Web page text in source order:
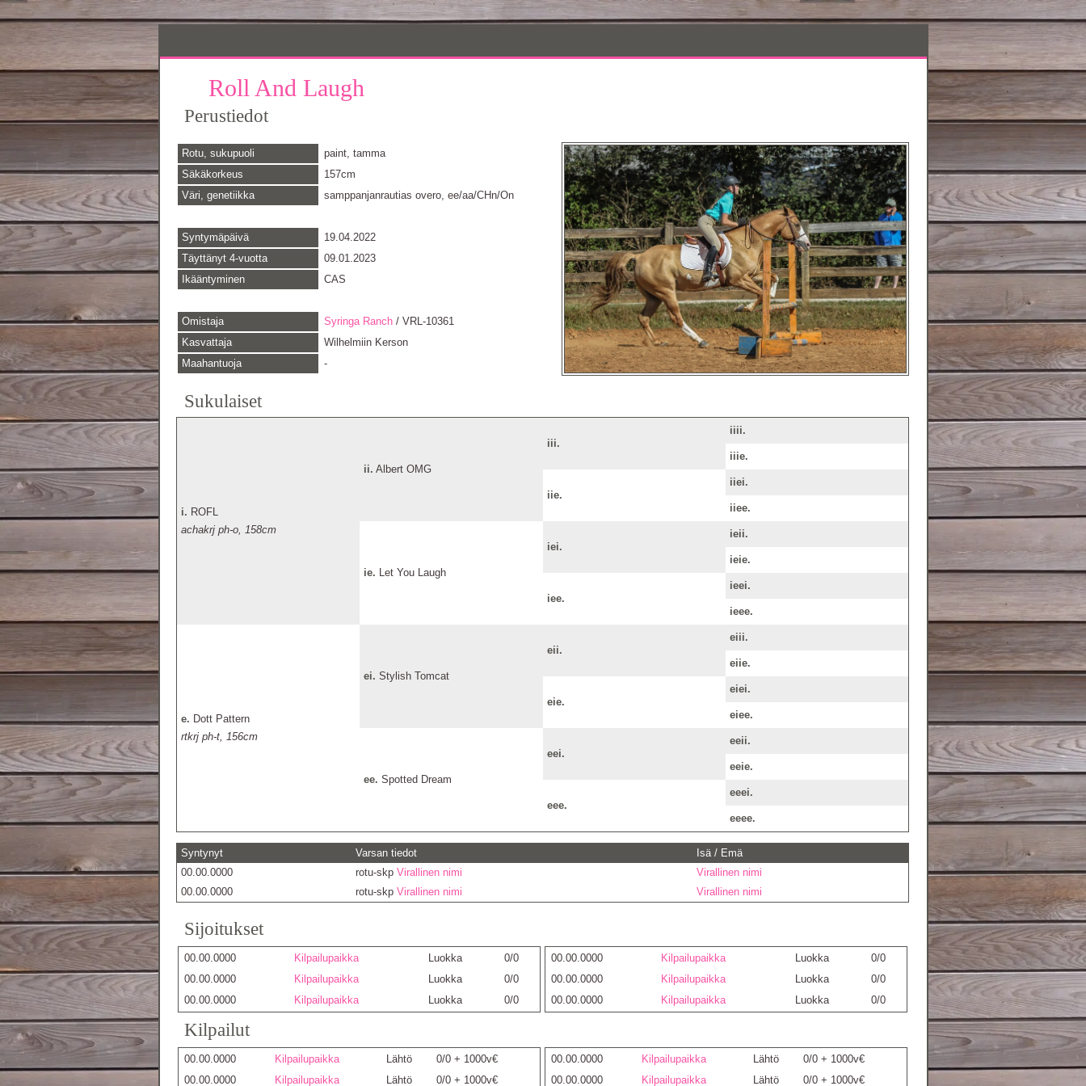
Roll And Laugh
Perustiedot
Rotu, sukupuoli
paint, tamma
Säkäkorkeus
157cm
Väri, genetiikka
samppanjanrautias overo, ee/aa/CHn/On
Syntymäpäivä
19.04.2022
Täyttänyt 4-vuotta
09.01.2023
Ikääntyminen
CAS
Omistaja Syringa Ranch/ VRL-10361
Kasvattaja
Wilhelmiin Kerson
Maahantuoja
-
Sukulaiset
i. ROFL
achakrj ph-o, 158cm
ii. Albert OMG
iii.
iiii.
iiie.
iie.
iiei.
iiee.
ie. Let You Laugh
iei.
ieii.
ieie.
iee.
ieei.
ieee.
e. Dott Pattern
rtkrj ph-t, 156cm
ei. Stylish Tomcat
eii.
eiii.
eiie.
eie.
eiei.
eiee.
ee. Spotted Dream
eei.
eeii.
eeie.
eee.
eeei.
eeee.
Syntynyt Varsan tiedot
Isä / Emä
00.00.0000
rotu-skp Virallinen nimi
Virallinen nimi
00.00.0000
rotu-skp Virallinen nimi Virallinen nimi
Sijoitukset
00.00.0000 Kilpailupaikka Luokka
0/0
00.00.0000
Kilpailupaikka Luokka
0/0
00.00.0000
Kilpailupaikka Luokka 0/0
00.00.0000 Kilpailupaikka Luokka
0/0
00.00.0000
Kilpailupaikka Luokka
0/0
00.00.0000
Kilpailupaikka Luokka 0/0
Kilpailut
00.00.0000 Kilpailupaikka Lähtö
0/0 + 1000v€
00.00.0000
Kilpailupaikka Lähtö 0/0 + 1000v€
00.00.0000 Kilpailupaikka Lähtö
0/0 + 1000v€
00.00.0000
Kilpailupaikka Lähtö 0/0 + 1000v€